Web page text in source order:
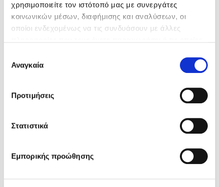
χρησιμοποιείτε τον ιστότοπό μας με συνεργάτες
κοινωνικών μέσων, διαφήμισης και αναλύσεων, οι
οποίοι ενδεχομένως να τις συνδυάσουν με άλλες
των υπηρεσιών τους. Αν συνεχίσετε να χρησιμοποιείτε
την ιστοσελίδα μας, συναινείτε στη χρήση των cookies
συγκατάθεσης
Αναγκαία
Προτιμήσεις
Στατιστικά
Εμπορικής προώθησης
Τιμή εκδότη 15.50€ Τιμή εκδότη 17.70€